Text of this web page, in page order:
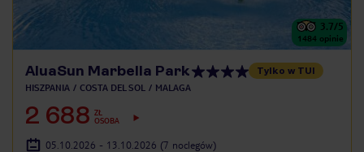
3.7/5
1484 opinie
AluaSun Marbella Park Tylko w TUI
HISZPANIA COSTA DEL SOL MALAGA
2 688 ZŁ
OSOBA
05.10.2026 - 13.10.2026 (7 noclegów)